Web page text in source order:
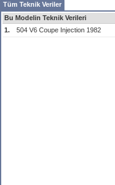
Tüm Teknik Veriler
Bu Modelin Teknik Verileri
1.
504 V6 Coupe Injection 1982